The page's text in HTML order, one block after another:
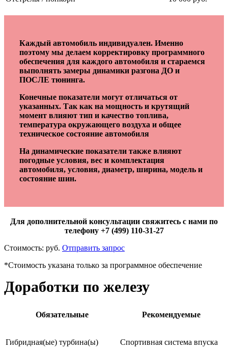
Каждый автомобиль индивидуален. Именно
поэтому мы делаем корректировку программного
обеспечения для каждого автомобиля и стараемся
выполнять замеры динамики разгона ДО и
ПОСЛЕ тюнинга.
Конечные показатели могут отличаться от
указанных. Так как на мощность и крутящий
момент влияют тип и качество топлива,
температура окружающего воздуха и общее
техническое состояние автомобиля
На динамические показатели также влияют
погодные условия, вес и комплектация
автомобиля, условия, диаметр, ширина, модель и
состояние шин.
Для дополнительной консультации свяжитесь с нами по
телефону +7 (499) 110-31-27
Стоимость: руб. Отправить запрос
*Стоимость указана только за программное обеспечение
Доработки по железу
Обязательные Рекомендуемые
Гибридная(ые) турбина(ы) Спортивная система впуска